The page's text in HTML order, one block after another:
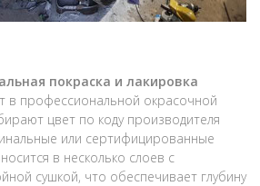
покраска и лакировка
в профессиональной окрасочной
цвет по коду производителя
или сертифицированные
в несколько слоев с
сушкой, что обеспечивает глубину